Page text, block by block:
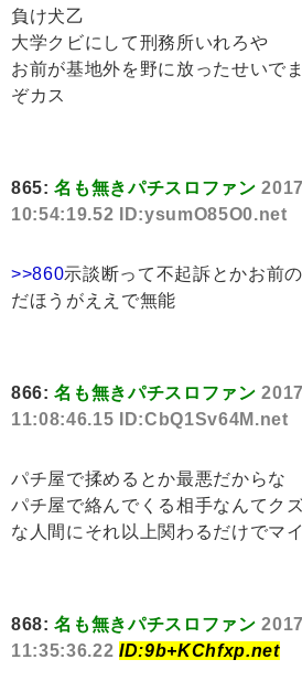
負け犬乙
大学クビにして刑務所いれろや
お前が基地外を野に放ったせいで
ぞカス
865:名も無きパチスロファン
10:54:19.52 ID:ysumO85O0.net
>>860示談断って不起訴とかお前
だほうがええで無能
866:名も無きパチスロファン
11:08:46.15 ID:CbQ1Sv64M.net
パチ屋で揉めるとか最悪だからな
パチ屋で絡んでくる相手なんてク
な人間にそれ以上関わるだけでマ
868:名も無きパチスロファン
11:35:36.22 ID:9b+KChfxp.net